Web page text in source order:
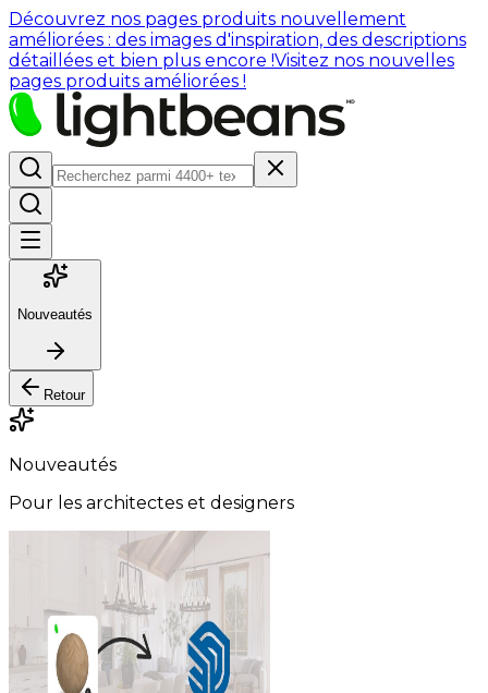
Découvrez nos pages produits nouvellement
améliorées : des images d'inspiration, des descriptions
détaillées et bien plus encore !Visitez nos nouvelles
pages produits améliorées !
Nouveautés
Retour
Nouveautés
Pour les architectes et designers